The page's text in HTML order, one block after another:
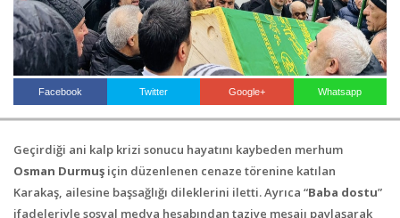
Facebook Twitter Google+ Whatsapp
Geçirdiği ani kalp krizi sonucu hayatını kaybeden merhum
Osman Durmuş için düzenlenen cenaze törenine katılan
Karakaş, ailesine başsağlığı dileklerini iletti. Ayrıca “Baba dostu”
ifadeleriyle sosyal medya hesabından taziye mesajı paylaşarak
İLETİŞİM
Haberin Doğru Adresi.